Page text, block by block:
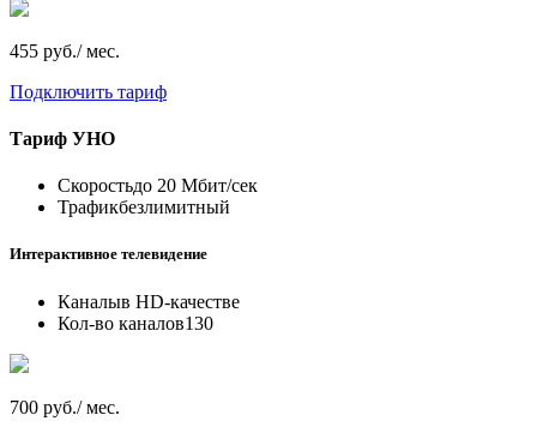
455 руб./ мес.
Подключить тариф
Тариф УНО
Скоростьдо 20 Мбит/сек
Трафикбезлимитный
Интерактивное телевидение
Каналыв HD-качестве
Кол-во каналов130
700 руб./ мес.